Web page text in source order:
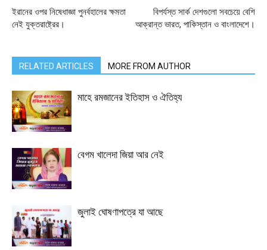
ইরানের ওপর নিষেধাজ্ঞা পুনর্বহালের ক্ষমতা
নেই যুক্তরাষ্ট্রের।
বিপর্যস্ত সার্ক দেশগুলো সবচেয়ে বেশি
আক্রান্ত ভারত, পাকিস্তান ও বাংলাদেশে।
RELATED ARTICLES MORE FROM AUTHOR
মাহে রমজানের ইতিহাস ও ঐতিহ্য
বেগম খালেদা জিয়া আর নেই
জুলাই ঘোষণাপত্রে যা আছে